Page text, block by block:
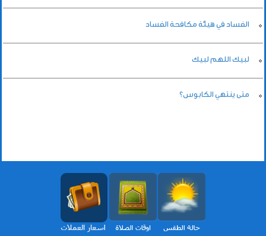
الفساد في هيئة مكافحة الفساد
لبيك اللهم لبيك
متى ينتهي الكابوس؟